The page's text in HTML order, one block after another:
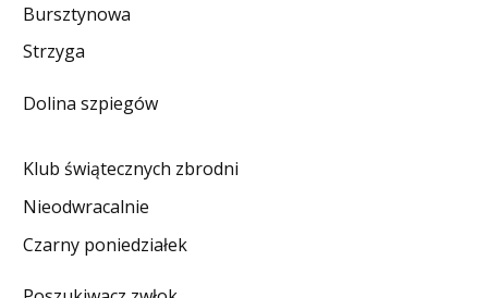
DO CZYTANIA
KONTAKT
Bursztynowa
Strzyga
Dolina szpiegów
Klub świątecznych zbrodni
Nieodwracalnie
Czarny poniedziałek